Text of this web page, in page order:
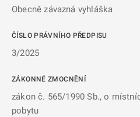
Obecně závazná vyhláška
ČÍSLO PRÁVNÍHO PŘEDPISU
3/2025
ZÁKONNÉ ZMOCNĚNÍ
zákon č. 565/1990 Sb., o
pobytu